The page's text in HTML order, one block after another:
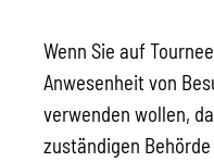
Wenn Sie auf
Anwesenheit von
verwenden wollen,
zuständigen